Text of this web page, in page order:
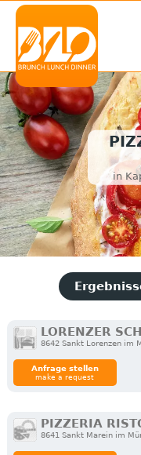
in
LORENZER
8642 Sankt Lorenzen im
Anfrage stellen
make a request
PIZZERIA
8641 Sankt Marein im